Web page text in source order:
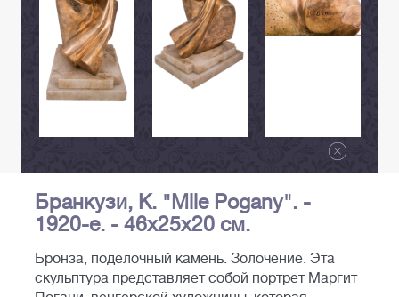
Бранкузи, К. "Mlle Pogany". -
1920-е. - 46х25х20 см.
Бронза, поделочный камень. Золочение. Эта
скульптура представляет собой портрет Маргит